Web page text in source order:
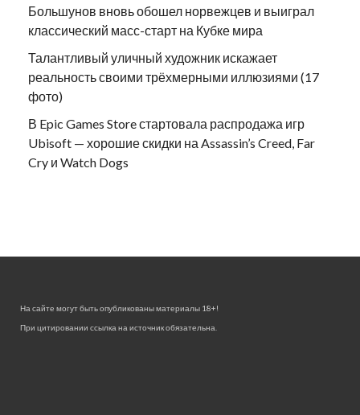
Большунов вновь обошел норвежцев и выиграл
классический масс-старт на Кубке мира
Талантливый уличный художник искажает
реальность своими трёхмерными иллюзиями (17
фото)
В Epic Games Store стартовала распродажа игр
Ubisoft — хорошие скидки на Assassin’s Creed, Far
Cry и Watch Dogs
На сайте могут быть опубликованы материалы 18+!
При цитировании ссылка на источник обязательна.